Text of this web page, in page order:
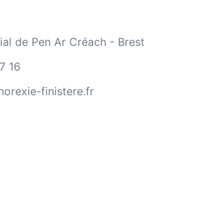
de Pen Ar Créach - Brest
16
finistere.fr